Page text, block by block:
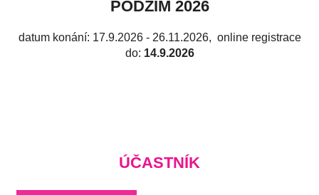
PODZIM 2026
datum konání: 17.9.2026 - 26.11.2026, online registrace
do: 14.9.2026
ÚČASTNÍK